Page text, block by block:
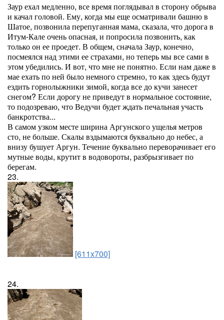
Заур ехал медленно, все время поглядывал в сторону обрыва
и качал головой. Ему, когда мы еще осматривали башню в
Шатое, позвонила перепуганная мама, сказала, что дорога в
Итум-Кале очень опасная, и попросила позвонить, как
только он ее проедет. В общем, сначала Заур, конечно,
посмеялся над этими ее страхами, но теперь мы все сами в
этом убедились. И вот, что мне не понятно. Если нам даже в
мае ехать по ней было немного стремно, то как здесь будут
ездить горнолыжники зимой, когда все до кучи занесет
снегом? Если дорогу не приведут в нормальное состояние,
то подозреваю, что Ведучи будет ждать печальная участь
банкротства...
В самом узком месте ширина Аргунского ущелья метров
сто, не больше. Скалы вздымаются буквально до небес, а
внизу бушует Аргун. Течение буквально переворачивает его
мутные воды, крутит в водовороты, разбрызгивает по
берегам.
23.
[611x700]
24.